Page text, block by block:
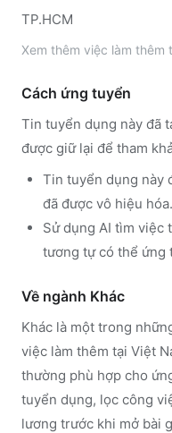
TP.HCM
Xem thêm việc làm thêm
Cách ứng tuyển
Tin tuyển dụng này đã
được giữ lại để tham
Tin tuyển dụng này
đã được vô hiệu hóa.
Sử dụng AI tìm việc
tương tự có thể ứng
Về ngành Khác
Khác là một trong
việc làm thêm tại Việt
thường phù hợp cho
tuyển dụng, lọc công
lương trước khi mở bài